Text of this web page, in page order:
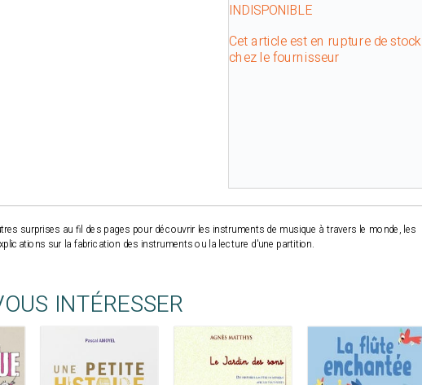
INDISPONIBLE
Cet article est en rupture de stock
chez le fournisseur
surprises au fil des pages pour découvrir les instruments de musique à travers le monde, les
sur la fabrication des instruments ou la lecture d'une partition.
INTÉRESSER